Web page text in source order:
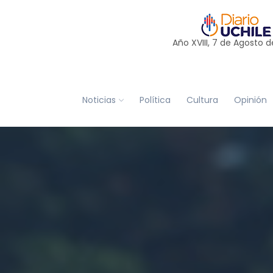
Año XVIII, 7 de Agosto
Noticias Política Cultura Opinión